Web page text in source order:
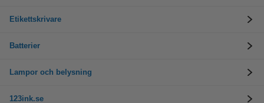
Etikettskrivare
Batterier
Lampor och belysning
123ink.se